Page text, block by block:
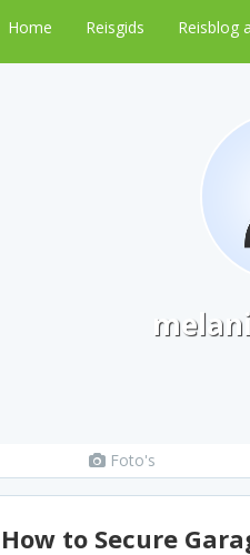
Home Reisgids Reisblog
Foto's
How to Secure